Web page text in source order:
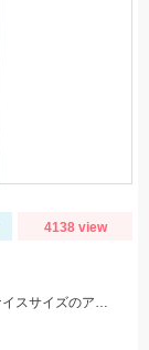
4138 view
今日も夕マズメと南知多の春アオリイカ狙いに行き、ナイスサイズのアオリイカに出会えました‼️